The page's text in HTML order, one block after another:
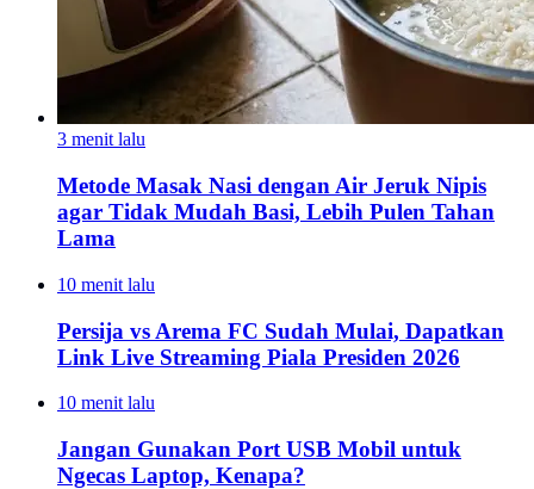
3 menit lalu
Metode Masak Nasi dengan Air Jeruk Nipis
agar Tidak Mudah Basi, Lebih Pulen Tahan
Lama
10 menit lalu
Persija vs Arema FC Sudah Mulai, Dapatkan
Link Live Streaming Piala Presiden 2026
10 menit lalu
Jangan Gunakan Port USB Mobil untuk
Ngecas Laptop, Kenapa?